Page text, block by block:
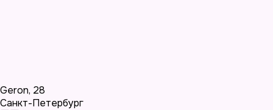
Geron, 28
Санкт-Петербург